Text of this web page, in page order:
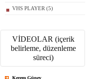
VHS PLAYER (5)
VİDEOLAR (içerik
belirleme, düzenleme
süreci)
Kerem Güney